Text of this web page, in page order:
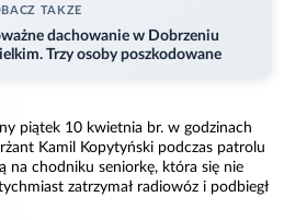
TAKZE
dachowanie w Dobrzeniu
Trzy osoby poszkodowane
piątek 10 kwietnia br. w godzinach
Kamil Kopytyński podczas patrolu
na chodniku seniorkę, która się nie
zatrzymał radiowóz i podbiegł